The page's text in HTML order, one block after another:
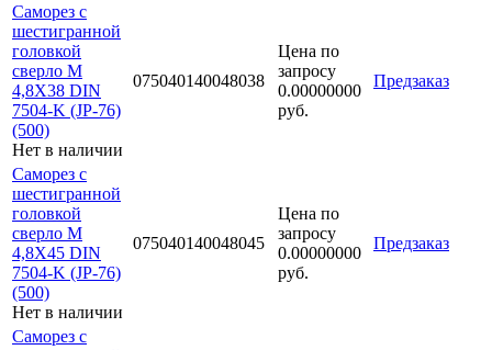
Саморез с
шестигранной
головкой
сверло М
4,8Х38 DIN
7504-K (JP-76)
(500)
Нет в наличии
075040140048038
Цена по
запросу
0.00000000
руб.
Предзаказ
Саморез с
шестигранной
головкой
сверло М
4,8Х45 DIN
7504-K (JP-76)
(500)
Нет в наличии
075040140048045
Цена по
запросу
0.00000000
руб.
Предзаказ
Саморез с